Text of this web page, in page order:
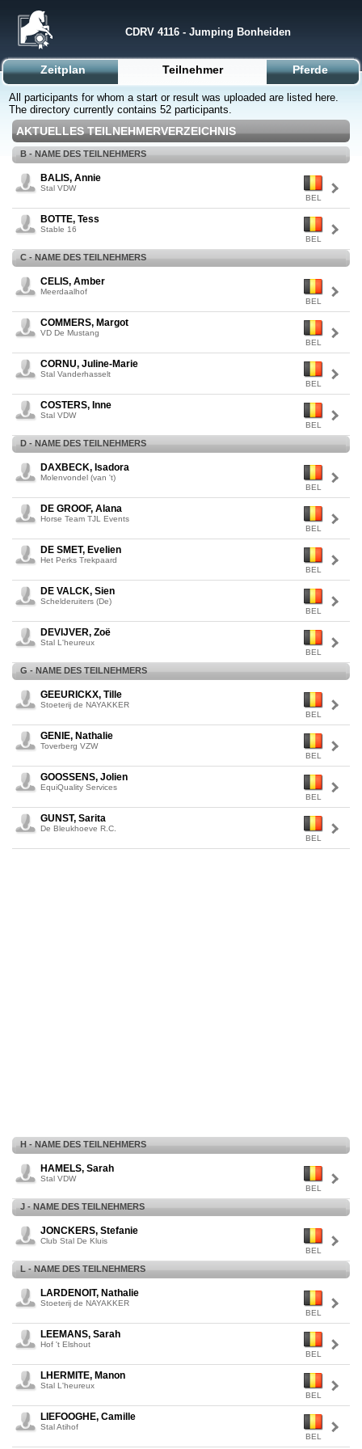
CDRV 4116 - Jumping Bonheiden
Zeitplan Teilnehmer Pferde
All participants for whom a start or result was uploaded are listed here.
The directory currently contains 52 participants.
AKTUELLES TEILNEHMERVERZEICHNIS
B - NAME DES TEILNEHMERS
BEL
BALIS, Annie
Stal VDW
BEL
BOTTE, Tess
Stable 16
C - NAME DES TEILNEHMERS
BEL
CELIS, Amber
Meerdaalhof
BEL
COMMERS, Margot
VD De Mustang
BEL
CORNU, Juline-Marie
Stal Vanderhasselt
BEL
COSTERS, Inne
Stal VDW
D - NAME DES TEILNEHMERS
BEL
DAXBECK, Isadora
Molenvondel (van 't)
BEL
DE GROOF, Alana
Horse Team TJL Events
BEL
DE SMET, Evelien
Het Perks Trekpaard
BEL
DE VALCK, Sien
Schelderuiters (De)
BEL
DEVIJVER, Zoë
Stal L'heureux
G - NAME DES TEILNEHMERS
BEL
GEEURICKX, Tille
Stoeterij de NAYAKKER
BEL
GENIE, Nathalie
Toverberg VZW
BEL
GOOSSENS, Jolien
EquiQuality Services
BEL
GUNST, Sarita
De Bleukhoeve R.C.
H - NAME DES TEILNEHMERS
BEL
HAMELS, Sarah
Stal VDW
J - NAME DES TEILNEHMERS
BEL
JONCKERS, Stefanie
Club Stal De Kluis
L - NAME DES TEILNEHMERS
BEL
LARDENOIT, Nathalie
Stoeterij de NAYAKKER
BEL
LEEMANS, Sarah
Hof 't Elshout
BEL
LHERMITE, Manon
Stal L'heureux
BEL
LIEFOOGHE, Camille
Stal Atihof